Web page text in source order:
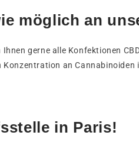
möglich an
gerne alle Konfektionen
an
in Paris!